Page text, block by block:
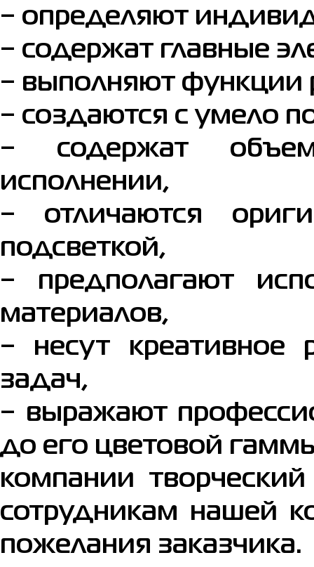
− определяют
− содержат главные
− выполняют функции
− создаются с умело
− содержат
исполнении,
− отличаются
подсветкой,
− предполагают
материалов,
− несут креативное
задач,
− выражают
до его цветовой
компании
сотрудникам нашей
пожелания заказчика.